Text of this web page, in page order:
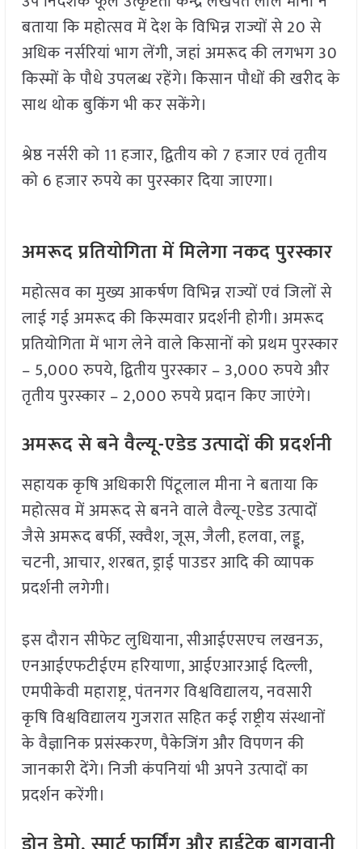
बताया कि महोत्सव में देश के विभिन्न राज्यों से 20 से
अधिक नर्सरियां भाग लेंगी, जहां अमरूद की लगभग 30
किस्मों के पौधे उपलब्ध रहेंगे। किसान पौधों की खरीद के
साथ थोक बुकिंग भी कर सकेंगे।
श्रेष्ठ नर्सरी को 11 हजार, द्वितीय को 7 हजार एवं तृतीय
को 6 हजार रुपये का पुरस्कार दिया जाएगा।
अमरूद प्रतियोगिता में मिलेगा नकद पुरस्कार
महोत्सव का मुख्य आकर्षण विभिन्न राज्यों एवं जिलों से
लाई गई अमरूद की किस्मवार प्रदर्शनी होगी। अमरूद
प्रतियोगिता में भाग लेने वाले किसानों को प्रथम पुरस्कार
– 5,000 रुपये, द्वितीय पुरस्कार – 3,000 रुपये और
तृतीय पुरस्कार – 2,000 रुपये प्रदान किए जाएंगे।
अमरूद से बने वैल्यू-एडेड उत्पादों की प्रदर्शनी
सहायक कृषि अधिकारी पिंटूलाल मीना ने बताया कि
महोत्सव में अमरूद से बनने वाले वैल्यू-एडेड उत्पादों
जैसे अमरूद बर्फी, स्क्वैश, जूस, जैली, हलवा, लड्डू,
चटनी, आचार, शरबत, ड्राई पाउडर आदि की व्यापक
प्रदर्शनी लगेगी।
इस दौरान सीफेट लुधियाना, सीआईएसएच लखनऊ,
एनआईएफटीईएम हरियाणा, आईएआरआई दिल्ली,
एमपीकेवी महाराष्ट्र, पंतनगर विश्वविद्यालय, नवसारी
कृषि विश्वविद्यालय गुजरात सहित कई राष्ट्रीय संस्थानों
के वैज्ञानिक प्रसंस्करण, पैकेजिंग और विपणन की
जानकारी देंगे। निजी कंपनियां भी अपने उत्पादों का
प्रदर्शन करेंगी।